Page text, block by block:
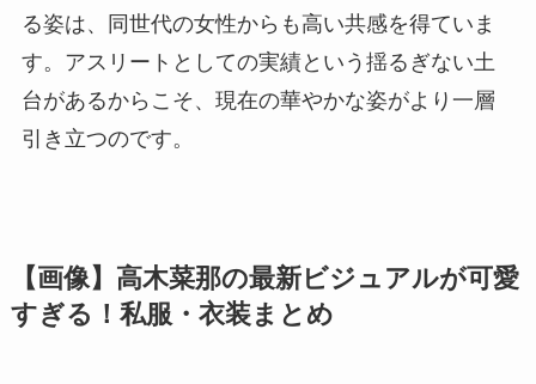
る姿は、同世代の女性からも高い共感を得ていま
す。アスリートとしての実績という揺るぎない土
台があるからこそ、現在の華やかな姿がより一層
引き立つのです。
【画像】高木菜那の最新ビジュアルが可愛
すぎる！私服・衣装まとめ